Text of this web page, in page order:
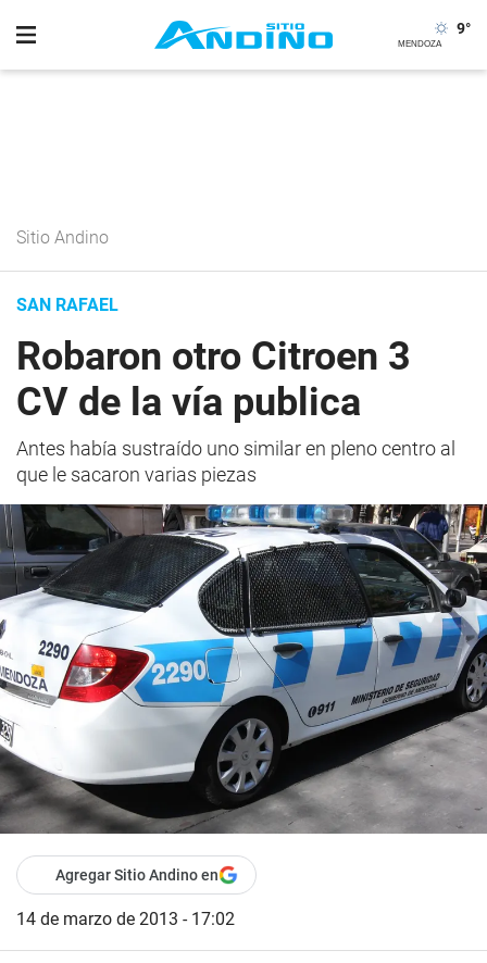
9°
Sitio Andino
SAN RAFAEL
Robaron otro Citroen 3
CV de la vía publica
Antes había sustraído uno similar en pleno centro al
que le sacaron varias piezas
Agregar Sitio Andino en
14 de marzo de 2013 - 17:02